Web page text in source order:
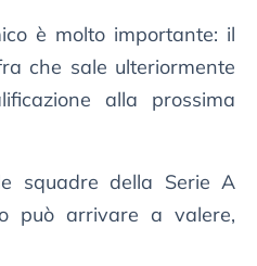
è molto importante: il
che sale ulteriormente
alla prossima
squadre della Serie A
può arrivare a valere,